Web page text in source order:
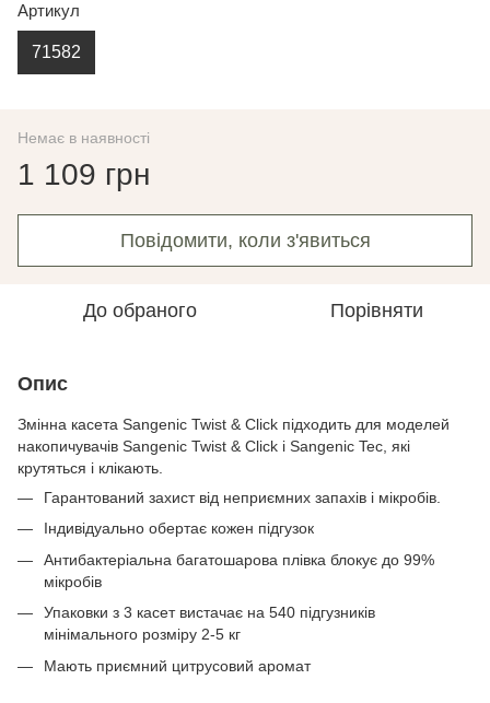
Артикул
71582
Немає в наявності
1 109 грн
Повідомити, коли з'явиться
До обраного Порівняти
Опис
Змінна касета Sangenic Twist & Click підходить для моделей
накопичувачів Sangenic Twist & Click і Sangenic Tec, які
крутяться і клікають.
Гарантований захист від неприємних запахів і мікробів.
Індивідуально обертає кожен підгузок
Антибактеріальна багатошарова плівка блокує до 99%
мікробів
Упаковки з 3 касет вистачає на 540 підгузників
мінімального розміру 2-5 кг
Мають приємний цитрусовий аромат